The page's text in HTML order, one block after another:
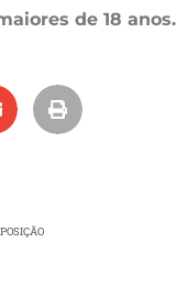
de 18 anos.